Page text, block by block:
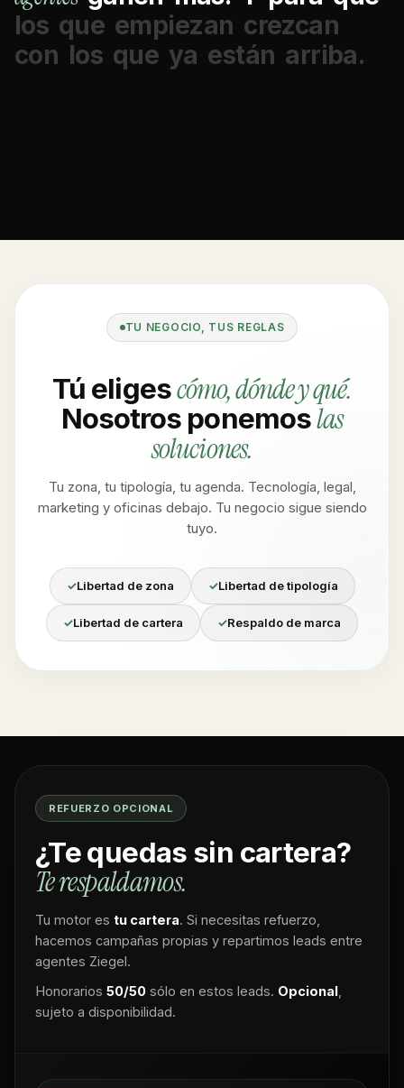
los que empiezan crezcan
con los que ya están arriba.
TU NEGOCIO, TUS REGLAS
Tú eligescómo, dónde y qué.
Nosotros ponemoslas
soluciones.
Tu zona, tu tipología, tu agenda. Tecnología, legal,
marketing y oficinas debajo. Tu negocio sigue siendo
tuyo.
Libertad de zona Libertad de tipología
Libertad de cartera Respaldo de marca
REFUERZO OPCIONAL
¿Te quedas sin cartera?
Te respaldamos.
Tu motor es tu cartera. Si necesitas refuerzo,
hacemos campañas propias y repartimos leads entre
agentes Ziegel.
Honorarios 50/50 sólo en estos leads. Opcional
sujeto a disponibilidad.